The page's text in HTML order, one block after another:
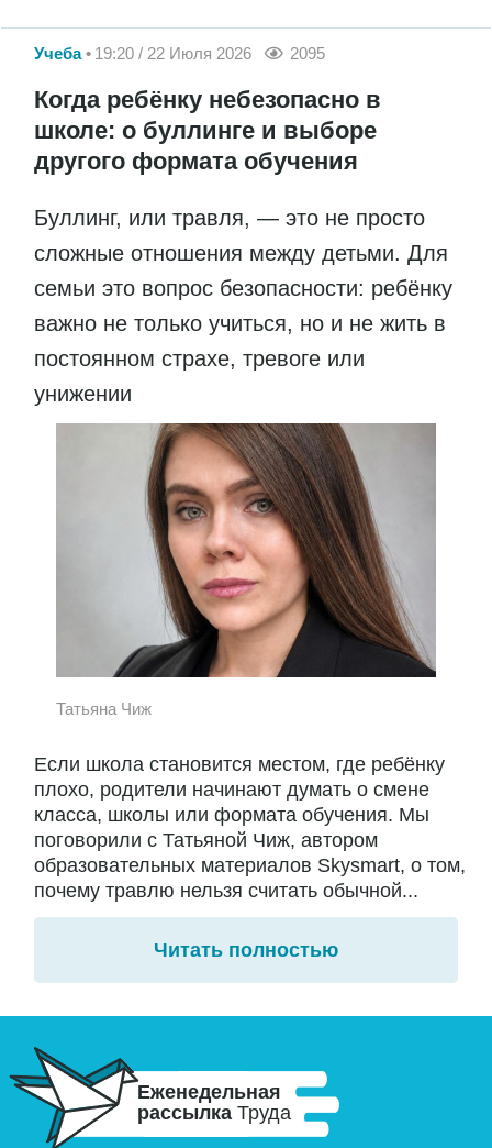
Учеба 19:20 / 22 Июля 2026 2095
Когда ребёнку небезопасно в
школе: о буллинге и выборе
другого формата обучения
Буллинг, или травля, — это не просто
сложные отношения между детьми. Для
семьи это вопрос безопасности: ребёнку
важно не только учиться, но и не жить в
постоянном страхе, тревоге или
унижении
Татьяна Чиж
Если школа становится местом, где ребёнку
плохо, родители начинают думать о смене
класса, школы или формата обучения. Мы
поговорили с Татьяной Чиж, автором
образовательных материалов Skysmart, о том,
почему травлю нельзя считать обычной...
Читать полностью
Еженедельная
рассылка Труда